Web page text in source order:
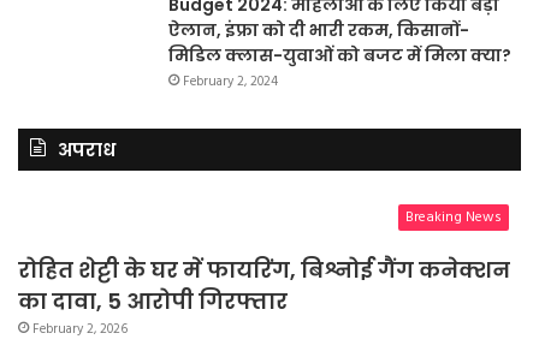
Budget 2024: महिलाओं के लिए किया बड़ा
ऐलान, इंफ्रा को दी भारी रकम, किसानों-
मिडिल क्लास-युवाओं को बजट में मिला क्या?
February 2, 2024
अपराध
Breaking News
रोहित शेट्टी के घर में फायरिंग, बिश्नोई गैंग कनेक्शन
का दावा, 5 आरोपी गिरफ्तार
February 2, 2026